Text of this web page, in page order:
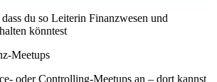
du so Leiterin Finanzwesen und
könntest
Meetups
oder Controlling-Meetups an – dort kannst